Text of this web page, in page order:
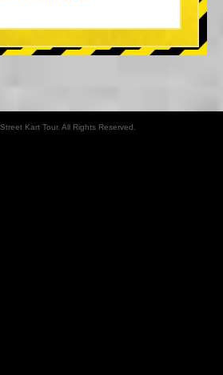
Kart Tour. All Rights Reserved.